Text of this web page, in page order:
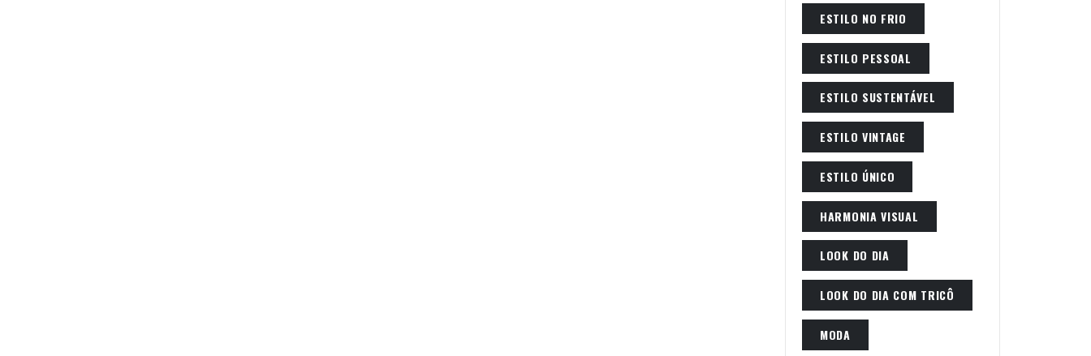
ESTILO NO FRIO
ESTILO PESSOAL
ESTILO SUSTENTÁVEL
ESTILO VINTAGE
ESTILO ÚNICO
HARMONIA VISUAL
LOOK DO DIA
LOOK DO DIA COM TRICÔ
MODA